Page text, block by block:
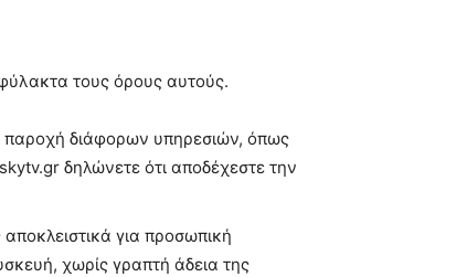
τους όρους αυτούς.
παροχή διάφορων υπηρεσιών, όπως
δηλώνετε ότι αποδέχεστε την
για προσωπική
χωρίς γραπτή άδεια της